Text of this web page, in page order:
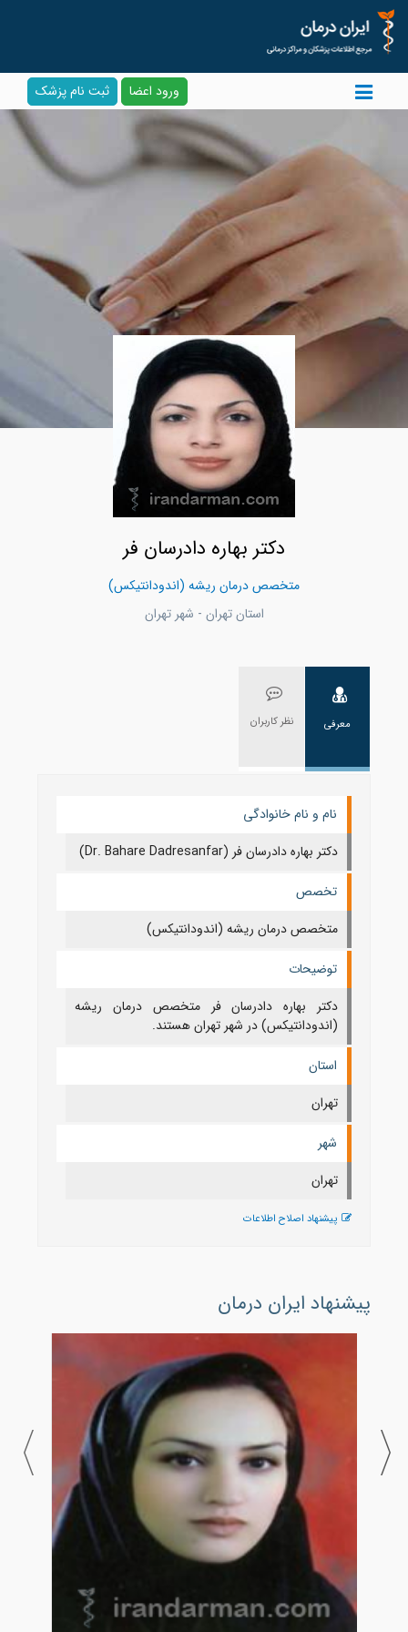
ورود اعضا ثبت نام پزشک
دکتر بهاره دادرسان فر
متخصص درمان ریشه (اندودانتیکس)
استان تهران - شهر تهران
معرفی نظر کاربران
نام و نام خانوادگی
دکتر بهاره دادرسان فر (Dr. Bahare Dadresanfar)
تخصص
متخصص درمان ریشه (اندودانتیکس)
توضیحات
دکتر بهاره دادرسان فر متخصص درمان ریشه
(اندودانتیکس) در شهر تهران هستند.
استان
تهران
شهر
تهران
پیشنهاد اصلاح اطلاعات
پیشنهاد ایران درمان